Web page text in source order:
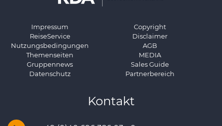
Impressum
ReiseService
Nutzungsbedingungen
Themenseiten
Gruppennews
Datenschutz
Copyright
Disclaimer
AGB
MEDIA
Sales Guide
Partnerbereich
Kontakt